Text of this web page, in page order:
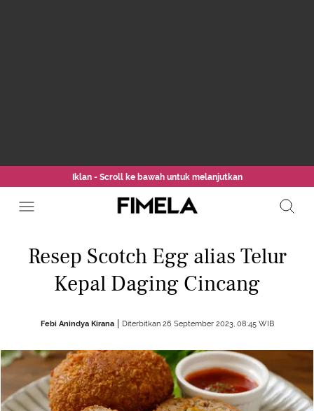
Iklan - Scroll ke bawah untuk melanjutkan
Resep Scotch Egg alias Telur
Kepal Daging Cincang
Febi Anindya Kirana Diterbitkan 26 September 2023, 08:45 WIB